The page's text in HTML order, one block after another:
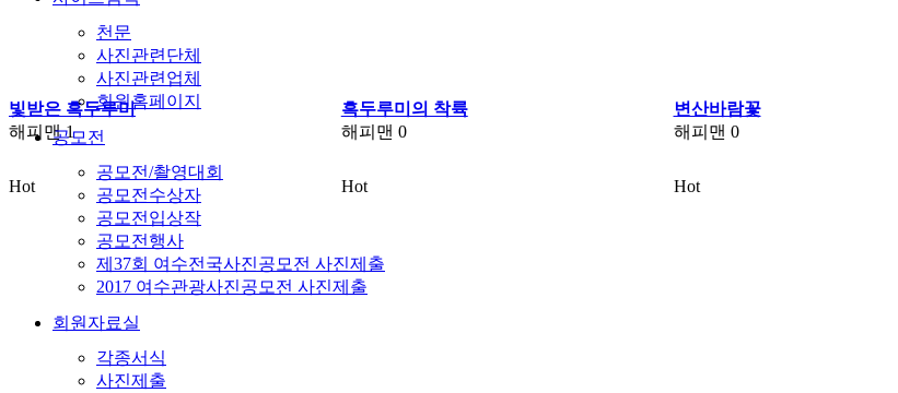
천문
사진관련단체
사진관련업체
회원홈페이지
공모전
공모전/촬영대회
공모전수상자
공모전입상작
공모전행사
제37회 여수전국사진공모전 사진제출
2017 여수관광사진공모전 사진제출
회원자료실
각종서식
사진제출
빛받은 흑두루미
해피맨 1
흑두루미의 착륙
해피맨 0
변산바람꽃
해피맨 0
Hot Hot Hot